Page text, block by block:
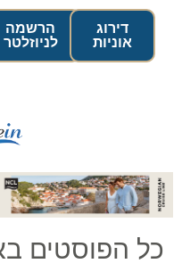
הרשמה
לניוזלטר
דירוג
אוניות
כל הפוסטים